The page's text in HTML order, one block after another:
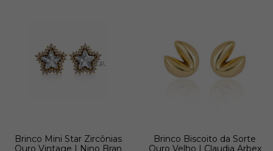
Brinco Mini Star Zircônias
Ouro Vintage | Nino Bran
Brinco Biscoito da Sorte
Ouro Velho | Claudia Arbex